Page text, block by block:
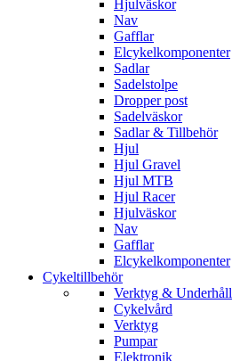
Hjulväskor
Nav
Gafflar
Elcykelkomponenter
Sadlar
Sadelstolpe
Dropper post
Sadelväskor
Sadlar & Tillbehör
Hjul
Hjul Gravel
Hjul MTB
Hjul Racer
Hjulväskor
Nav
Gafflar
Elcykelkomponenter
Cykeltillbehör
Verktyg & Underhåll
Cykelvård
Verktyg
Pumpar
Elektronik